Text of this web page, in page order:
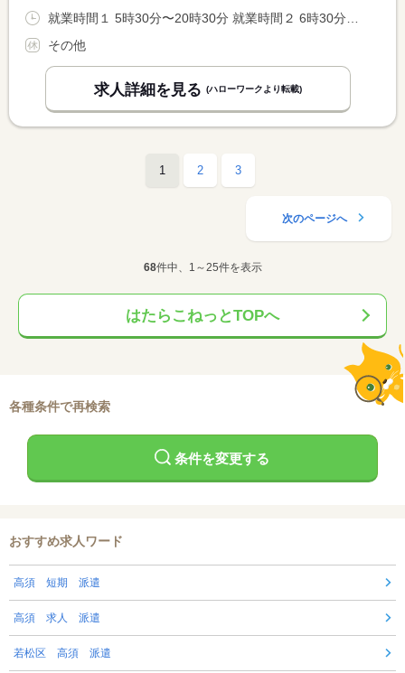
就業時間１ 5時30分〜20時30分 就業時間２ 6時30分〜21時30分 就業時間３ 7時30分〜22時30分 就業時間に関する特記事項 労使協定に基づく月間の時間外勤務あり
その他
求人詳細を見る (ハローワークより転載)
1 2 3
次のページへ
68件中、1～25件を表示
はたらこねっとTOPへ
各種条件で再検索
条件を変更する
おすすめ求人ワード
高須 短期 派遣
高須 求人 派遣
若松区 高須 派遣